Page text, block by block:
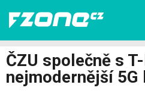
VIDEA
SERIÁLY
CHYTRÁ MĚSTA
ŽIVOT BUDOUCNOSTI
Facebook
ČZU společně s
nejmodernější